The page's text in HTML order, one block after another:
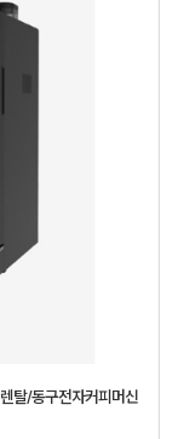
탈/동구전자커피머신